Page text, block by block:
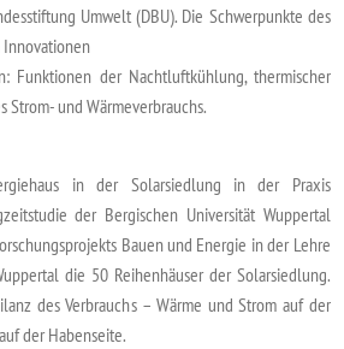
Umwelt (DBU). Die Schwerpunkte des
Funktionen der Nachtluftkühlung, thermischer
Strom- und Wärmeverbrauchs.
in der Solarsiedlung in der Praxis
der Bergischen Universität Wuppertal
Bauen und Energie in der Lehre
die 50 Reihenhäuser der Solarsiedlung.
des Verbrauchs – Wärme und Strom auf der
der Habenseite.